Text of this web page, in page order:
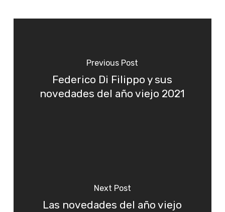
Previous Post
Federico Di Filippo y sus
novedades del año viejo 2021
Next Post
Las novedades del año viejo